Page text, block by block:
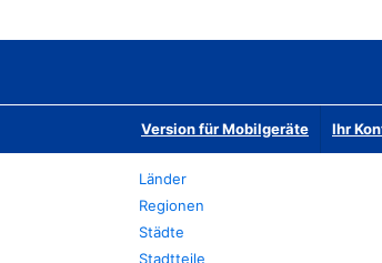
Version für Mobilgeräte Ihr
Länder
Regionen
Städte
Stadtteile